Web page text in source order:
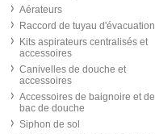
Aérateurs
Raccord de tuyau d'évacuation
Kits aspirateurs centralisés et
accessoires
Canivelles de douche et
accessoires
Accessoires de baignoire et de
bac de douche
Siphon de sol